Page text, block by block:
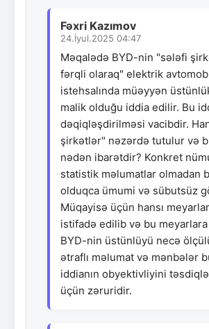
Fəxri Kazımov
24.İyul.2025 04:47
Məqalədə BYD-nin "sələfi
fərqli olaraq" elektrik
istehsalında müəyyən
malik olduğu iddia edilir. Bu
dəqiqləşdirilməsi vacibdir.
şirkətlər" nəzərdə tutulur və
nədən ibarətdir? Konkret
statistik məlumatlar olmadan
olduqca ümumi və sübutsüz
Müqayisə üçün hansı
istifadə edilib və bu
BYD-nin üstünlüyü necə
ətraflı məlumat və mənbələr
iddianın obyektivliyini
üçün zəruridir.